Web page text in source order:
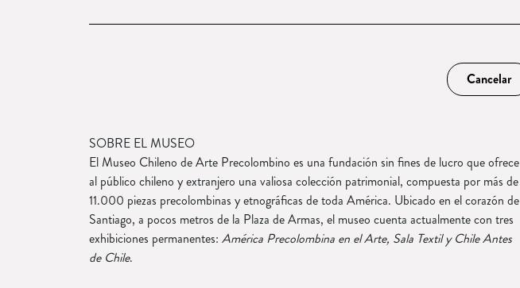
Cancelar
SOBRE EL MUSEO
El Museo Chileno de Arte Precolombino es una fundación sin fines de lucro que ofrece
al público chileno y extranjero una valiosa colección patrimonial, compuesta por más de
11.000 piezas precolombinas y etnográficas de toda América. Ubicado en el corazón de
Santiago, a pocos metros de la Plaza de Armas, el museo cuenta actualmente con tres
exhibiciones permanentes: América Precolombina en el Arte, Sala Textil y Chile Antes
de Chile.